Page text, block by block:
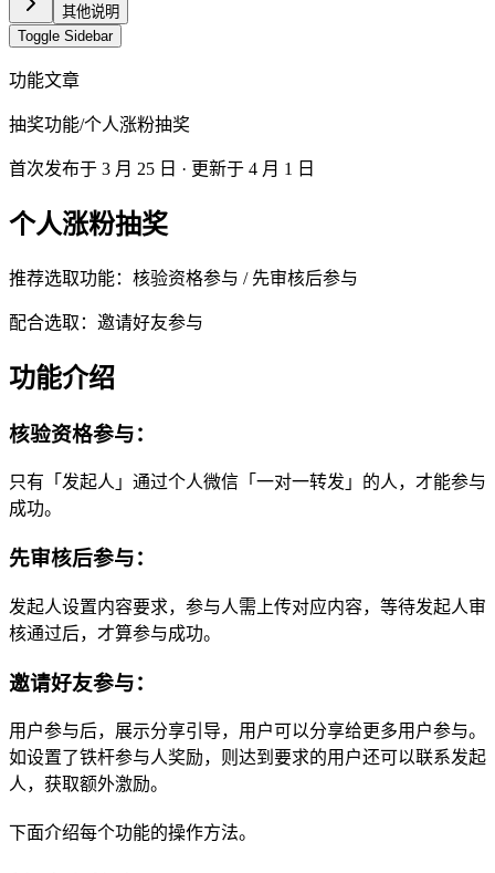
其他说明
Toggle Sidebar
功能文章
抽奖功能/个人涨粉抽奖
首次发布于 3 月 25 日 · 更新于 4 月 1 日
个人涨粉抽奖
推荐选取功能：核验资格参与 / 先审核后参与
配合选取：邀请好友参与
功能介绍
核验资格参与：
只有「发起人」通过个人微信「一对一转发」的人，才能参与
成功。
先审核后参与：
发起人设置内容要求，参与人需上传对应内容，等待发起人审
核通过后，才算参与成功。
邀请好友参与：
用户参与后，展示分享引导，用户可以分享给更多用户参与。
如设置了铁杆参与人奖励，则达到要求的用户还可以联系发起
人，获取额外激励。
下面介绍每个功能的操作方法。